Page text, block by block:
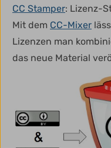
CC Stamper: Lizenz-
Mit dem CC-Mixer
Lizenzen man
das neue Material